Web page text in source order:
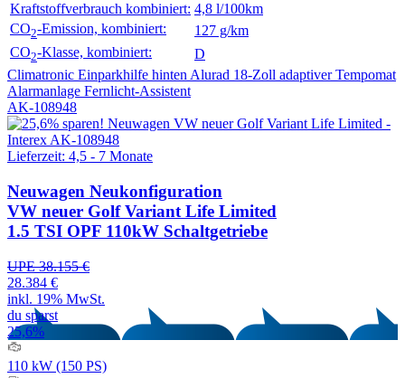
Kraftstoffverbrauch kombiniert: 4,8 l/100km
CO2-Emission, kombiniert:
127 g/km
CO2-Klasse, kombiniert:
D
Climatronic Einparkhilfe hinten Alurad 18-Zoll adaptiver Tempomat
Alarmanlage Fernlicht-Assistent
AK-108948
Lieferzeit: 4,5 - 7 Monate
Neuwagen Neukonfiguration
VW neuer Golf Variant Life Limited
1.5 TSI OPF 110kW Schaltgetriebe
UPE 38.155 €
28.384 €
inkl. 19% MwSt.
du sparst
25,6%
110 kW (150 PS)